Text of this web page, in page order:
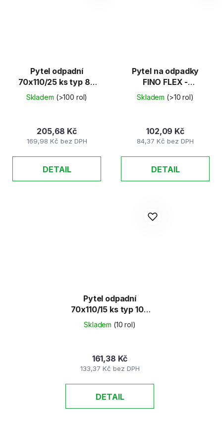
Pytel odpadní
70x110/25 ks typ 80
modrý
Skladem (>100 rol)
169,98 Kč bez DPH
205,68 Kč
DETAIL
Pytel na odpadky
FINO FLEX -
zatahovací, 70 l, 35
mic, /8ks/
Skladem (>10 rol)
84,37 Kč bez DPH
102,09 Kč
DETAIL
Pytel odpadní
70x110/15 ks typ 100
černý
Skladem (10 rol)
133,37 Kč bez DPH
161,38 Kč
DETAIL